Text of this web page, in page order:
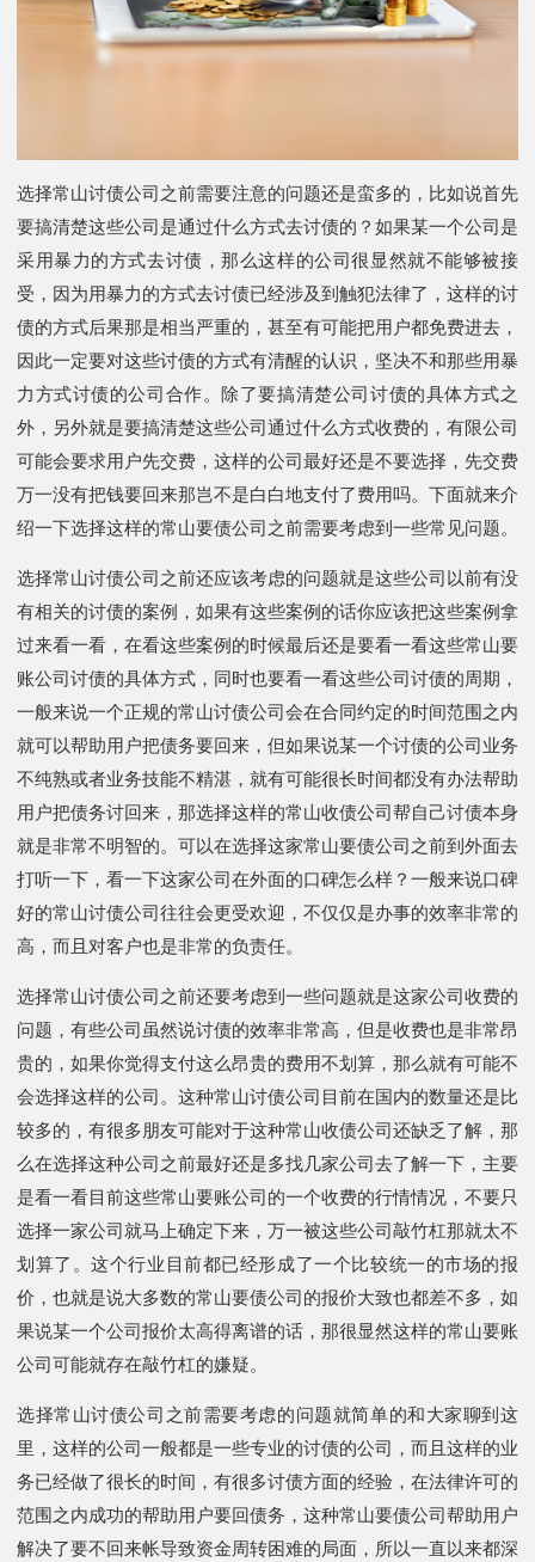
选择常山讨债公司之前需要注意的问题还是蛮多的，比如说首先
要搞清楚这些公司是通过什么方式去讨债的？如果某一个公司是
采用暴力的方式去讨债，那么这样的公司很显然就不能够被接
受，因为用暴力的方式去讨债已经涉及到触犯法律了，这样的讨
债的方式后果那是相当严重的，甚至有可能把用户都免费进去，
因此一定要对这些讨债的方式有清醒的认识，坚决不和那些用暴
力方式讨债的公司合作。除了要搞清楚公司讨债的具体方式之
外，另外就是要搞清楚这些公司通过什么方式收费的，有限公司
可能会要求用户先交费，这样的公司最好还是不要选择，先交费
万一没有把钱要回来那岂不是白白地支付了费用吗。下面就来介
绍一下选择这样的常山要债公司之前需要考虑到一些常见问题。
选择常山讨债公司之前还应该考虑的问题就是这些公司以前有没
有相关的讨债的案例，如果有这些案例的话你应该把这些案例拿
过来看一看，在看这些案例的时候最后还是要看一看这些常山要
账公司讨债的具体方式，同时也要看一看这些公司讨债的周期，
一般来说一个正规的常山讨债公司会在合同约定的时间范围之内
就可以帮助用户把债务要回来，但如果说某一个讨债的公司业务
不纯熟或者业务技能不精湛，就有可能很长时间都没有办法帮助
用户把债务讨回来，那选择这样的常山收债公司帮自己讨债本身
就是非常不明智的。可以在选择这家常山要债公司之前到外面去
打听一下，看一下这家公司在外面的口碑怎么样？一般来说口碑
好的常山讨债公司往往会更受欢迎，不仅仅是办事的效率非常的
高，而且对客户也是非常的负责任。
选择常山讨债公司之前还要考虑到一些问题就是这家公司收费的
问题，有些公司虽然说讨债的效率非常高，但是收费也是非常昂
贵的，如果你觉得支付这么昂贵的费用不划算，那么就有可能不
会选择这样的公司。这种常山讨债公司目前在国内的数量还是比
较多的，有很多朋友可能对于这种常山收债公司还缺乏了解，那
么在选择这种公司之前最好还是多找几家公司去了解一下，主要
是看一看目前这些常山要账公司的一个收费的行情情况，不要只
选择一家公司就马上确定下来，万一被这些公司敲竹杠那就太不
划算了。这个行业目前都已经形成了一个比较统一的市场的报
价，也就是说大多数的常山要债公司的报价大致也都差不多，如
果说某一个公司报价太高得离谱的话，那很显然这样的常山要账
公司可能就存在敲竹杠的嫌疑。
选择常山讨债公司之前需要考虑的问题就简单的和大家聊到这
里，这样的公司一般都是一些专业的讨债的公司，而且这样的业
务已经做了很长的时间，有很多讨债方面的经验，在法律许可的
范围之内成功的帮助用户要回债务，这种常山要债公司帮助用户
解决了要不回来帐导致资金周转困难的局面，所以一直以来都深